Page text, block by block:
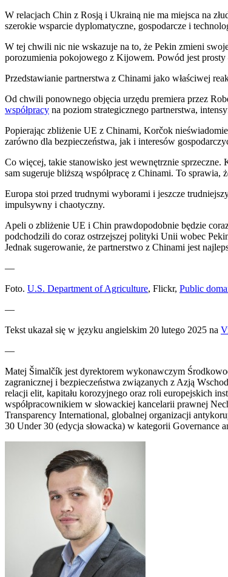
W relacjach Chin z Rosją i Ukrainą nie ma miejsca na
szerokie wsparcie dyplomatyczne, gospodarcze i
W tej chwili nic nie wskazuje na to, że Pekin zmieni
porozumienia pokojowego z Kijowem. Powód jest
Przedstawianie partnerstwa z Chinami jako właściwej
Od chwili ponownego objęcia urzędu premiera przez
współpracy na poziom strategicznego partnerstwa,
Popierając zbliżenie UE z Chinami, Korčok
zarówno dla bezpieczeństwa, jak i interesów
Co więcej, takie stanowisko jest wewnętrznie
sam sugeruje bliższą współpracę z Chinami. To sprawia,
Europa stoi przed trudnymi wyborami i jeszcze
impulsywny i chaotyczny.
Apeli o zbliżenie UE i Chin prawdopodobnie będzie
podchodzili do coraz ostrzejszej polityki Unii wobec
Jednak sugerowanie, że partnerstwo z Chinami jest
—
Foto. U.S. Department of Agriculture, Flickr, Public
—
Tekst ukazał się w języku angielskim 20 lutego 2025 na
—
Matej Šimalčík jest dyrektorem wykonawczym
zagranicznej i bezpieczeństwa związanych z Azją
relacji elit, kapitału korozyjnego oraz roli europejskich
współpracownikiem w słowackiej kancelarii prawnej
Transparency International, globalnej organizacji
30 Under 30 (edycja słowacka) w kategorii Governance